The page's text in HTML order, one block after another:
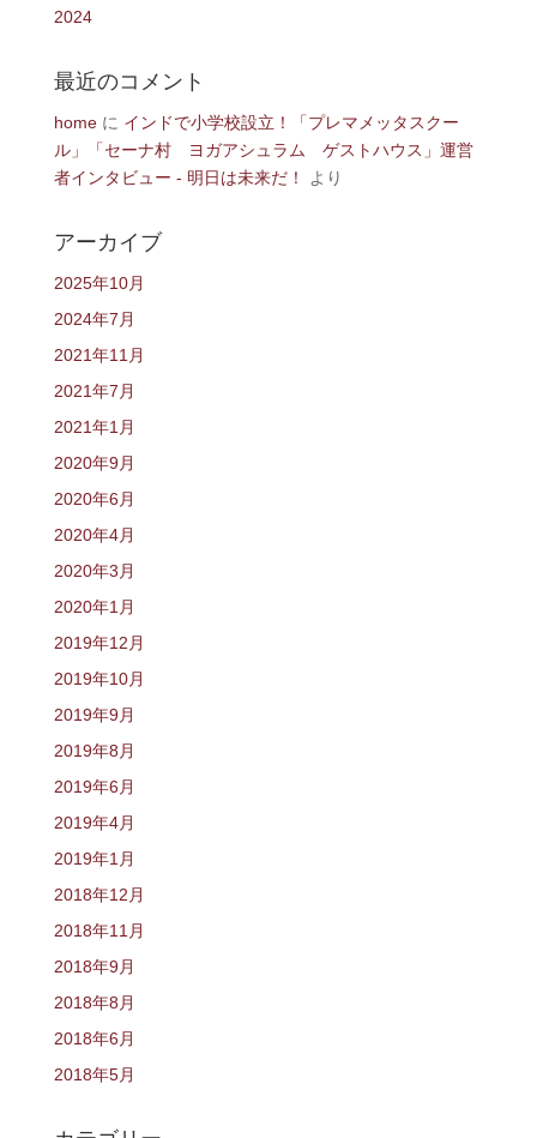
2024
最近のコメント
homeに インドで小学校設立！「プレマメッタスクー
ル」「セーナ村 ヨガアシュラム ゲストハウス」運営
者インタビュー - 明日は未来だ！
より
アーカイブ
2025年10月
2024年7月
2021年11月
2021年7月
2021年1月
2020年9月
2020年6月
2020年4月
2020年3月
2020年1月
2019年12月
2019年10月
2019年9月
2019年8月
2019年6月
2019年4月
2019年1月
2018年12月
2018年11月
2018年9月
2018年8月
2018年6月
2018年5月